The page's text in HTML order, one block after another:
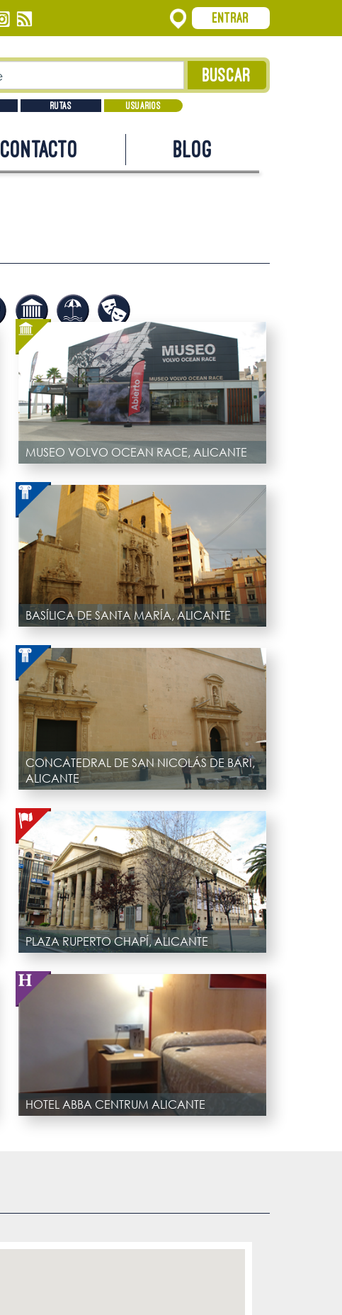
Entrar
Rutas Usuarios
Contacto Blog
MUSEO VOLVO OCEAN RACE, ALICANTE
BASÍLICA DE SANTA MARÍA, ALICANTE
CONCATEDRAL DE SAN NICOLÁS DE BARI,
ALICANTE
PLAZA RUPERTO CHAPÍ, ALICANTE
HOTEL ABBA CENTRUM ALICANTE